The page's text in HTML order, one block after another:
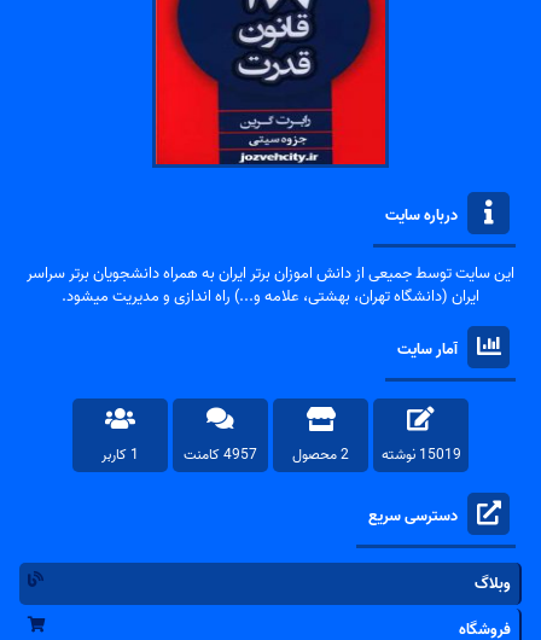
درباره سایت
این سایت توسط جمیعی از دانش اموزان برتر ایران به همراه دانشجویان برتر سراسر
ایران (دانشگاه تهران، بهشتی، علامه و...) راه اندازی و مدیریت میشود.
آمار سایت
15019 نوشته 2 محصول 4957 کامنت 1 کاربر
دسترسی سریع
وبلاگ
فروشگاه